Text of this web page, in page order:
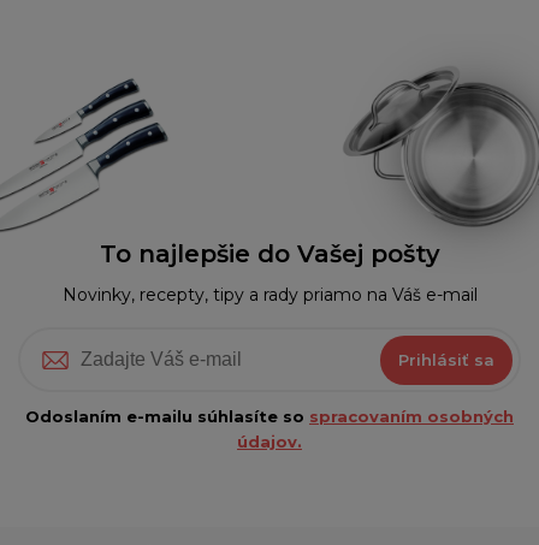
To najlepšie do Vašej pošty
Novinky, recepty, tipy a rady priamo na Váš e-mail
Prihlásiť sa
Odoslaním e-mailu súhlasíte so spracovaním osobných
údajov.